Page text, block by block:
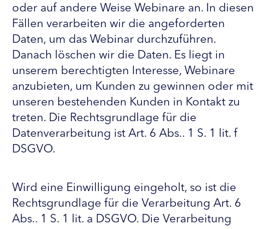
oder auf andere Weise Webinare an. In diesen
Fällen verarbeiten wir die angeforderten
Daten, um das Webinar durchzuführen.
Danach löschen wir die Daten. Es liegt in
unserem berechtigten Interesse, Webinare
anzubieten, um Kunden zu gewinnen oder mit
unseren bestehenden Kunden in Kontakt zu
treten. Die Rechtsgrundlage für die
Datenverarbeitung ist Art. 6 Abs.. 1 S. 1 lit. f
DSGVO.
Wird eine Einwilligung eingeholt, so ist die
Rechtsgrundlage für die Verarbeitung Art. 6
Abs.. 1 S. 1 lit. a DSGVO. Die Verarbeitung